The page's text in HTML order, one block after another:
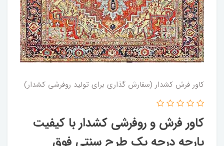
کاور فرش کشدار (سفارش گذاری برای تولید روفرشی کشدار)
کاور فرش و روفرشی کشدار‌ با کیفیت
پارچه درجه یک طرح سنتی فوق